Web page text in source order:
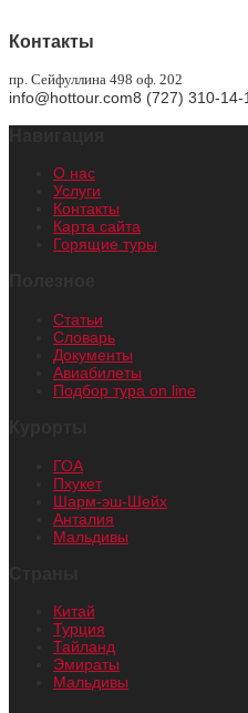
Контакты
пр. Сейфуллина 498 оф. 202
info@hottour.com8 (727) 310-14-
О нас
Услуги
Контакты
Карта сайта
Горящие туры
Статьи
Словарь
Документы
Авиабилеты
Подбор тура on line
ГОА
Пхукет
Шарм-эш-Шейх
Анталия
Мальдивы
Китай
Турция
Тайланд
Эмираты
Мальдивы